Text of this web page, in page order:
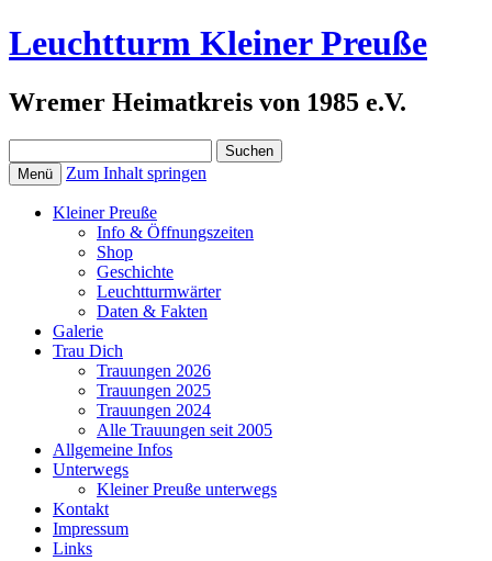
Leuchtturm Kleiner Preuße
Wremer Heimatkreis von 1985 e.V.
nach:
Menü Zum Inhalt springen
Kleiner Preuße
Info & Öffnungszeiten
Shop
Geschichte
Leuchtturmwärter
Daten & Fakten
Galerie
Trau Dich
Trauungen 2026
Trauungen 2025
Trauungen 2024
Alle Trauungen seit 2005
Allgemeine Infos
Unterwegs
Kleiner Preuße unterwegs
Kontakt
Impressum
Links